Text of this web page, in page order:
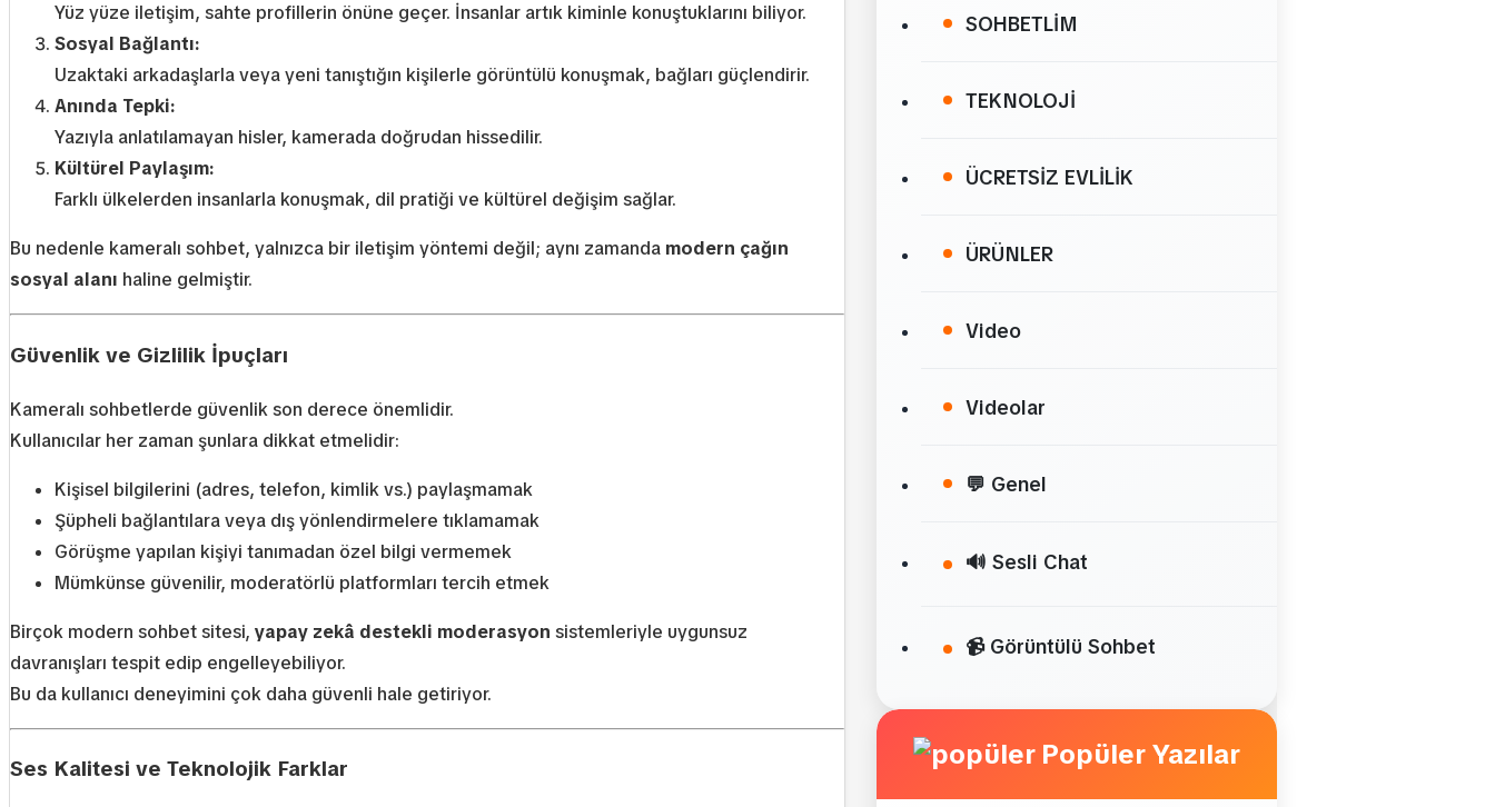
Yüz yüze iletişim, sahte profillerin önüne geçer. İnsanlar artık kiminle konuştuklarını biliyor.
Sosyal Bağlantı:
Uzaktaki arkadaşlarla veya yeni tanıştığın kişilerle görüntülü konuşmak, bağları güçlendirir.
Anında Tepki:
Yazıyla anlatılamayan hisler, kamerada doğrudan hissedilir.
Kültürel Paylaşım:
Farklı ülkelerden insanlarla konuşmak, dil pratiği ve kültürel değişim sağlar.
Bu nedenle kameralı sohbet, yalnızca bir iletişim yöntemi değil; aynı zamanda modern çağın
sosyal alanı haline gelmiştir.
Güvenlik ve Gizlilik İpuçları
Kameralı sohbetlerde güvenlik son derece önemlidir.
Kullanıcılar her zaman şunlara dikkat etmelidir:
Kişisel bilgilerini (adres, telefon, kimlik vs.) paylaşmamak
Şüpheli bağlantılara veya dış yönlendirmelere tıklamamak
Görüşme yapılan kişiyi tanımadan özel bilgi vermemek
Mümkünse güvenilir, moderatörlü platformları tercih etmek
Birçok modern sohbet sitesi, yapay zekâ destekli moderasyon sistemleriyle uygunsuz
davranışları tespit edip engelleyebiliyor.
Bu da kullanıcı deneyimini çok daha güvenli hale getiriyor.
Ses Kalitesi ve Teknolojik Farklar
SOHBETLİM
TEKNOLOJİ
ÜCRETSİZ EVLİLİK
ÜRÜNLER
Video
Videolar
💬 Genel
🔊 Sesli Chat
📹 Görüntülü Sohbet
Popüler Yazılar